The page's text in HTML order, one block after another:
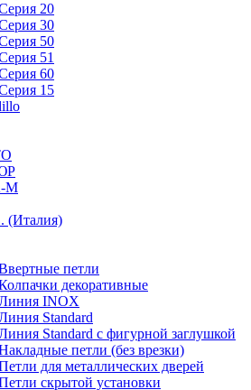
20
30
50
51
60
15
М
(Италия)
петли
декоративные
INOX
Standard
Standard с фигурной заглушкой
петли (без врезки)
для металлических дверей
скрытой установки